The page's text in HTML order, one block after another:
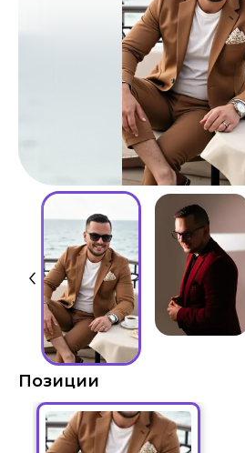
Позиции